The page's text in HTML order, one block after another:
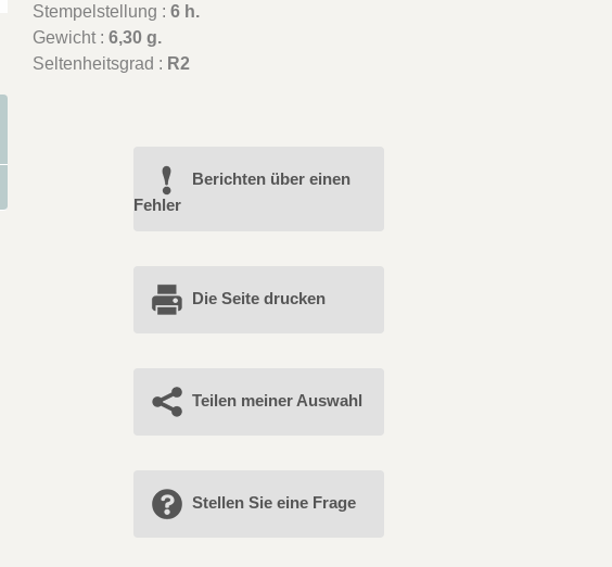
Stempelstellung :6 h.
Gewicht :6,30 g.
Seltenheitsgrad : R2
Berichten über einen
Fehler
Die Seite drucken
Teilen meiner Auswahl
Stellen Sie eine Frage